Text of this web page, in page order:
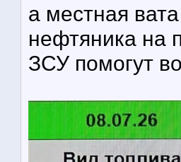
а местная
нефтяника на
ЗСУ помогут